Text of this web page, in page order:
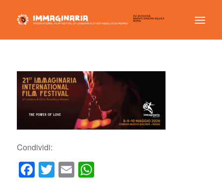
Condividi:
Facebook
Twitter
EmailWhatsApp